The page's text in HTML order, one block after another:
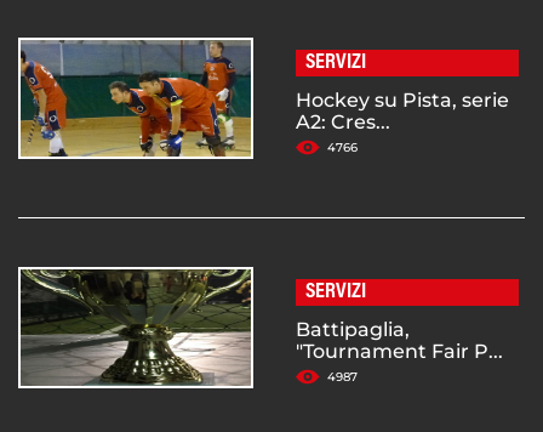
SERVIZI
Hockey su Pista, serie
A2: Cres...
4766
SERVIZI
Battipaglia,
"Tournament Fair P...
4987